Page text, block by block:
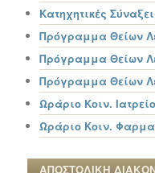
Κατηχητικές
Πρόγραμμα Θείων
Πρόγραμμα Θείων
Πρόγραμμα Θείων
Ωράριο Κοιν.
Ωράριο Κοιν.
ΑΠΟΣΤΟΛΙΚΗ